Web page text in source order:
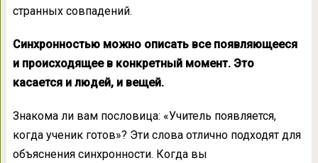
странных совпадений.
Синхронностью можно описать все появляющееся
и происходящее в конкретный момент. Это
касается и людей, и вещей.
Знакома ли вам пословица: «Учитель появляется,
когда ученик готов»? Эти слова отлично подходят для
объяснения синхронности. Когда вы